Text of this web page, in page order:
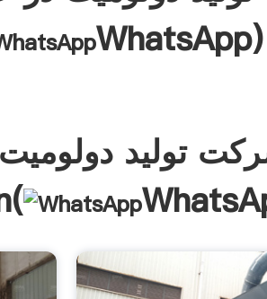
WhatsApp)
تولید دولومیت